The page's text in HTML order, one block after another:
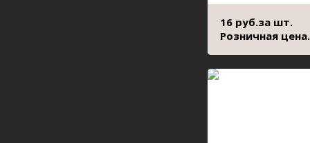
16 руб.за шт.
Розничная цена.